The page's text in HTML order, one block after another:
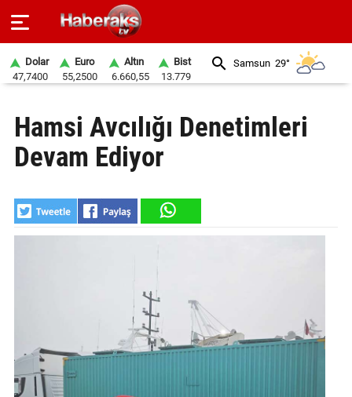
SPOR
YAŞAM
EKONOMİ
BELEDİYELER
GALERİ
Dolar
47,7400
Euro
55,2500
Altın
6.660,55
Bist
13.779
Samsun 29°
Hamsi Avcılığı Denetimleri
Devam Ediyor